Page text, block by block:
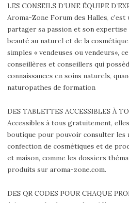
LES CONSEILS D’UNE ÉQUIPE
Aroma-Zone Forum des Halles,
partager sa passion et son expertise
beauté au naturel et de la
simples « vendeuses ou vendeurs»,
conseillères et conseillers qui
connaissances en soins naturels,
naturopathes de formation
DES TABLETTES ACCESSIBLES À
Accessibles à tous gratuitement,
boutique pour pouvoir consulter les
confection de cosmétiques et de
et maison, comme les dossiers
produits sur aroma-zone.com.
DES QR CODES POUR CHAQUE